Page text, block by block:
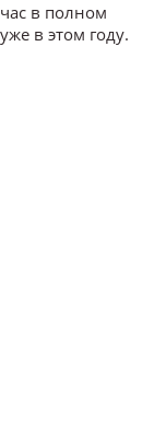
в полном
в этом году.